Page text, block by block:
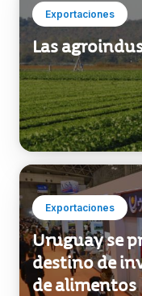
Exportaciones
Uruguay se
destino de
de alimentos